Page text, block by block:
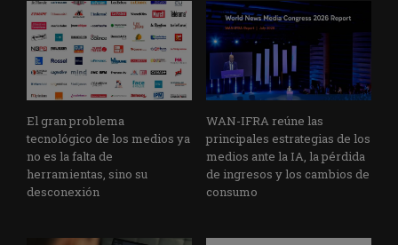
El gran problema
tecnológico de los medios ya
no es la falta de
herramientas, sino su
desconexión
WAN-IFRA reúne las
principales estrategias de los
medios ante la IA, la pérdida
de ingresos y los cambios de
consumo